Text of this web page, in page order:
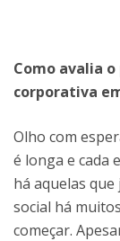
Como avalia
corporativa
Olho com
é longa e cada
há aquelas
social há
começar.